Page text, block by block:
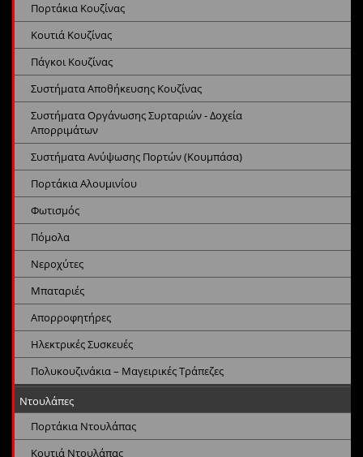
Πορτάκια Κουζίνας
Κουτιά Κουζίνας
Πάγκοι Κουζίνας
Συστήματα Αποθήκευσης Κουζίνας
Συστήματα Οργάνωσης Συρταριών - Δοχεία
Απορριμάτων
Συστήματα Ανύψωσης Πορτών (Κουμπάσα)
Πορτάκια Αλουμινίου
Φωτισμός
Πόμολα
Νεροχύτες
Μπαταριές
Απορροφητήρες
Ηλεκτρικές Συσκευές
Πολυκουζινάκια – Μαγειρικές Τράπεζες
Ντουλάπες
Πορτάκια Ντουλάπας
Κουτιά Ντουλάπας